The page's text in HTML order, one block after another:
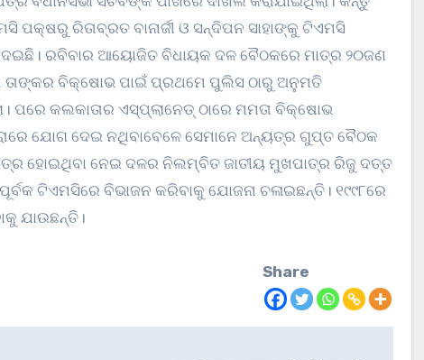
ରିତାବ୍ରତ ବାନାର୍ଜୀ ଓ ସନ୍ଦିପନ ସାହାଙ୍କୁ ଟିଏମସି
ରବିବାର ଆୟୋଜିତ ବିଧାୟକ ଦଳ ବୈଠକରେ ମାତ୍ର ୨୦ଜଣ
ତାଙ୍କର ବିକ୍ଷୋଭ ପାଇଁ ପ୍ରଥମେ ପୁଲିସ ଠାରୁ ଅନୁମତି
କଲକାତାର ଏସ୍‌ପ୍ଲାନେଡ୍ ଠାରେ ମମତା ବିକ୍ଷୋଭ
ଯୋଗ ଦେଇ ନଥିବାବେଳେ ସେମାନେ ଅନ୍ୟତ୍ର ଗୁପ୍ତ ବୈଠକ
ହୋଇଥିବା ନେଇ ଦଳର ନିଲମ୍ବିତ ଜାତୀୟ ମୁଖପାତ୍ର ରିଜୁ ଦତ୍ତ
ଟିଏମସିରେ ବିଭାଜନ କରିବାକୁ ଯୋଜନା ଚଳାଇଛନ୍ତି। ୧୯୯୮ରେ
ଯାଉଛନ୍ତି।
Share